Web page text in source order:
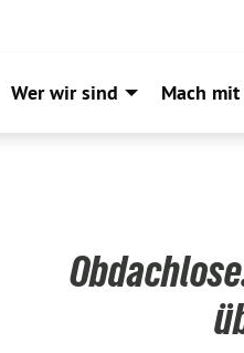
Wer wir sind Mach mit